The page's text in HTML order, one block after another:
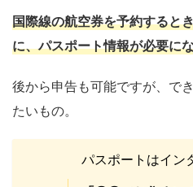
国際線の航空券を予約すると
に、パスポート情報が必要に
後から申告も可能ですが、で
たいもの。
パスポートはイン